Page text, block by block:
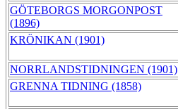
GÖTEBORGS MORGONPOST
(1896)
KRÖNIKAN (1901)
NORRLANDSTIDNINGEN (1901)
GRENNA TIDNING (1858)